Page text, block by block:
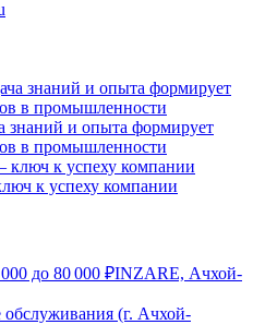
знаний и опыта формирует
в промышленности
к успеху компании
до 80 000 ₽INZARE, Ачхой-
(г. Ачхой-